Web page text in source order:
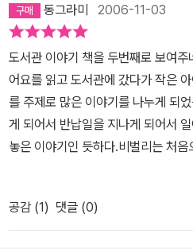
동그라미 2006-11-03
도서관 이야기 책을 두번째로 보여
어요를 읽고 도서관에 갔다가 작은
를 주제로 많은 이야기를 나누게 되
게 되어서 반납일을 지나게 되어서
놓은 이야기인 듯하다.비벌리는 처
다.비벌리는 이 공룡책을 재미있게
을 잊어버리고 그만 4월 8일이 되어
넘기면 어F게 되는지를 물어보니,
공감 (1) 댓글 (0)